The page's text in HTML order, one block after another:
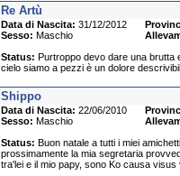
Re Artù
Data di Nascita: 31/12/2012
Sesso: Maschio
Status: Purtroppo devo dare una brutta
cielo siamo a pezzi è un dolore
Shippo
Data di Nascita: 22/06/2010
Sesso: Maschio
Status: Buon natale a tutti i miei
prossimamente la mia segretaria
tra'lei e il mio papy, sono Ko causa